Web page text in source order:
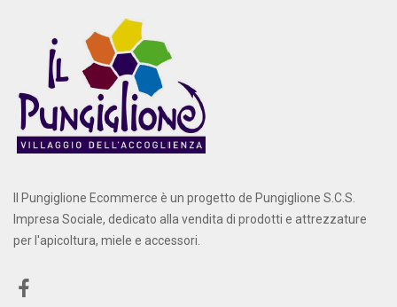
Il Pungiglione Ecommerce è un progetto de Pungiglione S.C.S.
Impresa Sociale, dedicato alla vendita di prodotti e attrezzature
per l'apicoltura, miele e accessori.